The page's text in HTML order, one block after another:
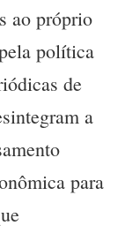
ao próprio
política
de
a
para